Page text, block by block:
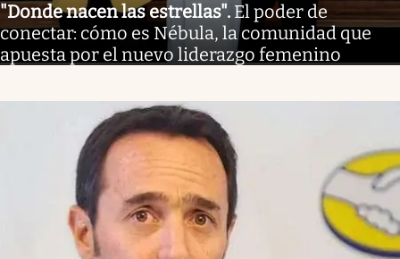
"Donde nacen las estrellas". El poder de
conectar: cómo es Nébula, la comunidad que
apuesta por el nuevo liderazgo femenino